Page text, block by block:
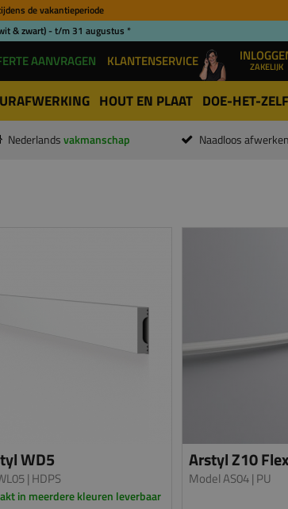
de vakantieperiode
& zwart) - t/m 31 augustus *
AANVRAGEN KLANTENSERVICE ZAKELIJK
HOUT EN PLAAT DOE-HET-ZELF
Nederlands vakmanschap Naadloos
WD5
| HDPS
in meerdere kleuren leverbaar
Arstyl Z10 Flex
Model AS04| PU